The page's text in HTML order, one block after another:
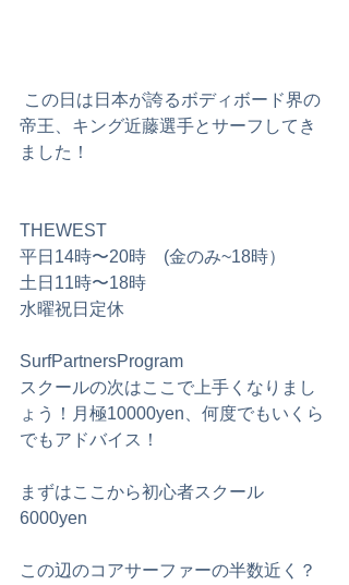
帝王、キング近藤選手とサーフしてき
ました！
THEWEST
平日14時〜20時　(金のみ~18時）
土日11時〜18時
水曜祝日定休
SurfPartnersProgram
スクールの次はここで上手くなりまし
ょう！月極10000yen、何度でもいくら
でもアドバイス！
まずはここから初心者スクール
6000yen
この辺のコアサーファーの半数近く？